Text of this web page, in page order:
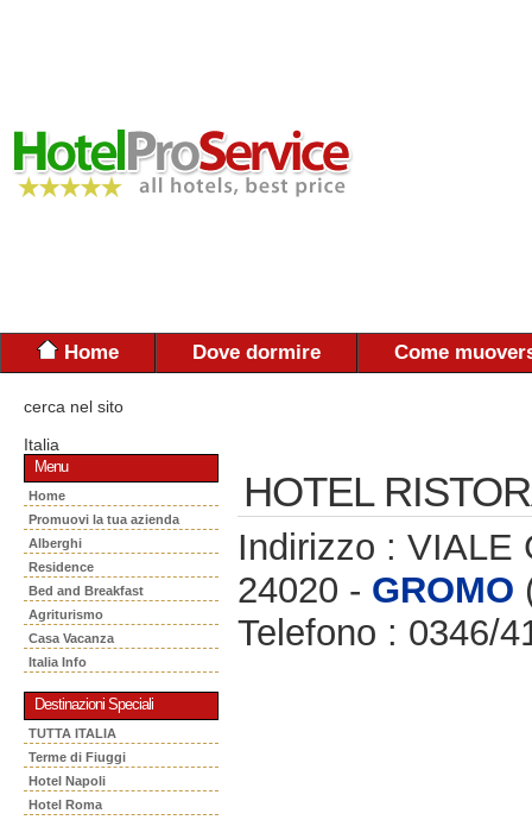
Home Dove dormire Come
cerca nel sito
Italia
Menu
Home
Promuovi la tua azienda
Alberghi
Residence
Bed and Breakfast
Agriturismo
Casa Vacanza
Italia Info
Destinazioni Speciali
TUTTA ITALIA
Terme di Fiuggi
Hotel Napoli
Hotel Roma
HOTEL
Indirizzo : VIALE
24020 - GROMO
Telefono : 0346/